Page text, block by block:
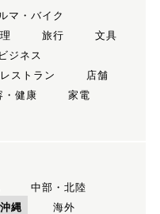
マ・バイク
旅行
文具
ビジネス
レストラン
店舗
・健康
家電
中部・北陸
縄 海外